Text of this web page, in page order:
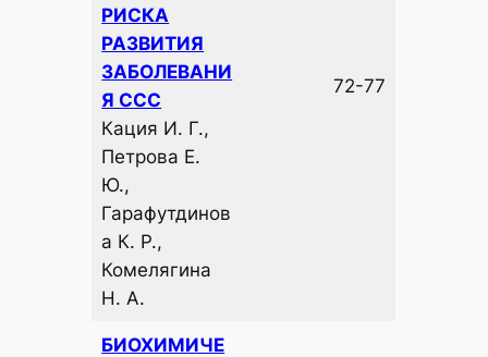
РИСКА
РАЗВИТИЯ
ЗАБОЛЕВАНИ
Я ССС
Кация И. Г.,
Петрова Е.
Ю.,
Гарафутдинов
а К. Р.,
Комелягина
Н. А.
72-77
БИОХИМИЧЕ